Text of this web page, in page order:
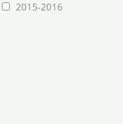
2015-2016